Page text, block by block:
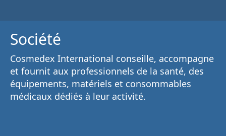
Société
Cosmedex International conseille, accompagne
et fournit aux professionnels de la santé, des
équipements, matériels et consommables
médicaux dédiés à leur activité.